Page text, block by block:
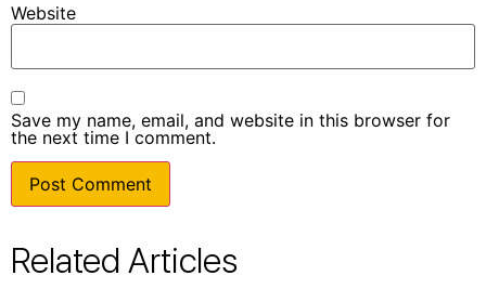
Website
Save my name, email, and website in this browser for
the next time I comment.
Related Articles